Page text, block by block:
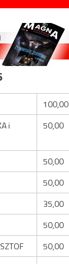
100,00
i
50,00
50,00
50,00
35,00
50,00
50,00